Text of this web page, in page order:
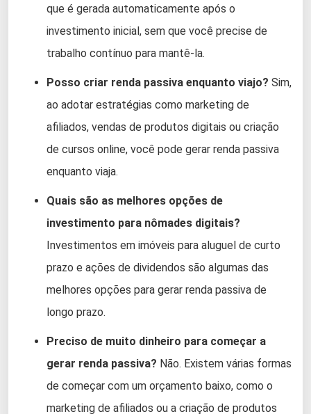
que é gerada automaticamente após o
investimento inicial, sem que você precise de
trabalho contínuo para mantê-la.
Posso criar renda passiva enquanto viajo? Sim,
ao adotar estratégias como marketing de
afiliados, vendas de produtos digitais ou criação
de cursos online, você pode gerar renda passiva
enquanto viaja.
Quais são as melhores opções de
investimento para nômades digitais?
Investimentos em imóveis para aluguel de curto
prazo e ações de dividendos são algumas das
melhores opções para gerar renda passiva de
longo prazo.
Preciso de muito dinheiro para começar a
gerar renda passiva? Não. Existem várias formas
de começar com um orçamento baixo, como o
marketing de afiliados ou a criação de produtos